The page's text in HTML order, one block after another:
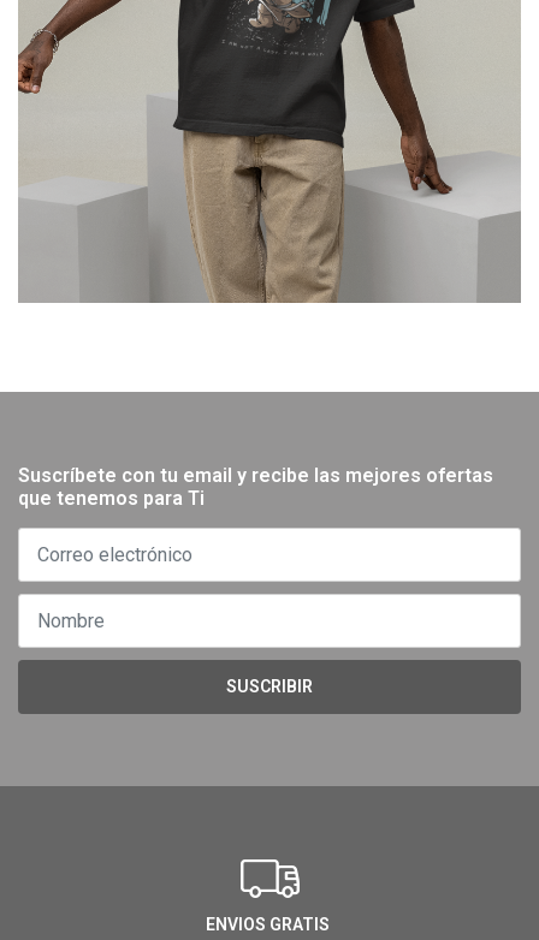
Suscríbete con tu email y recibe las mejores ofertas
que tenemos para Ti
SUSCRIBIR
ENVIOS GRATIS